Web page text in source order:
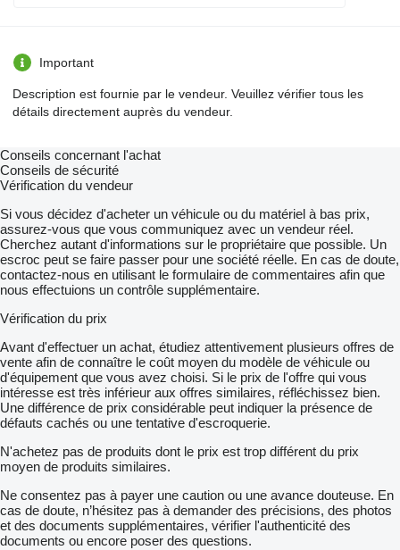
Important
Description est fournie par le vendeur. Veuillez vérifier tous les
détails directement auprès du vendeur.
Conseils concernant l'achat
Conseils de sécurité
Vérification du vendeur
Si vous décidez d'acheter un véhicule ou du matériel à bas prix,
assurez-vous que vous communiquez avec un vendeur réel.
Cherchez autant d'informations sur le propriétaire que possible. Un
escroc peut se faire passer pour une société réelle. En cas de doute,
contactez-nous en utilisant le formulaire de commentaires afin que
nous effectuions un contrôle supplémentaire.
Vérification du prix
Avant d'effectuer un achat, étudiez attentivement plusieurs offres de
vente afin de connaître le coût moyen du modèle de véhicule ou
d'équipement que vous avez choisi. Si le prix de l'offre qui vous
intéresse est très inférieur aux offres similaires, réfléchissez bien.
Une différence de prix considérable peut indiquer la présence de
défauts cachés ou une tentative d'escroquerie.
N'achetez pas de produits dont le prix est trop différent du prix
moyen de produits similaires.
Ne consentez pas à payer une caution ou une avance douteuse. En
cas de doute, n’hésitez pas à demander des précisions, des photos
et des documents supplémentaires, vérifier l'authenticité des
documents ou encore poser des questions.